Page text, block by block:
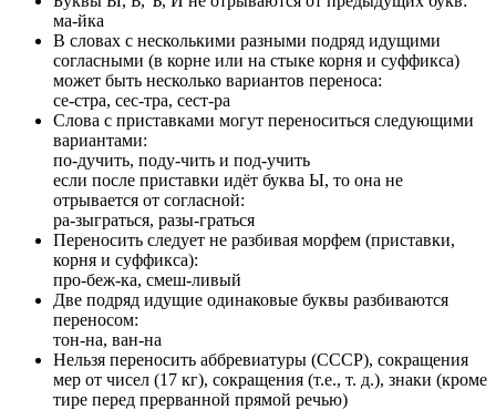
ма-йка
В словах с несколькими разными подряд идущими
согласными (в корне или на стыке корня и суффикса)
может быть несколько вариантов переноса:
се-стра, сес-тра, сест-ра
Слова с приставками могут переноситься следующими
вариантами:
по-дучить, поду-чить и под-учить
если после приставки идёт буква Ы, то она не
отрывается от согласной:
ра-зыграться, разы-граться
Переносить следует не разбивая морфем (приставки,
корня и суффикса):
про-беж-ка, смеш-ливый
Две подряд идущие одинаковые буквы разбиваются
переносом:
тон-на, ван-на
Нельзя переносить аббревиатуры (СССР), сокращения
мер от чисел (17 кг), сокращения (т.е., т. д.), знаки (кроме
тире перед прерванной прямой речью)